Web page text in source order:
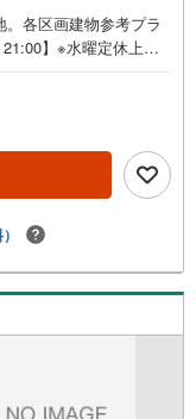
各区画建物参考プラ
】※水曜定休上記
場合は「室内・現地
望の日時をご記入い
能です。◎現地のご案
ご案内が可能 ※定休日
詳細を丁寧にご説明い
ご用意ございます。◎
定物件を発表してい
が多数ございます。
！※限定物件:当社の
ご紹介可能なオープ
件